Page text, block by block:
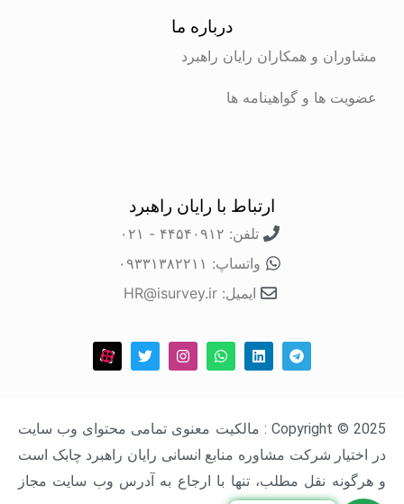
درباره ما
مشاوران و همکاران رایان راهبرد
عضویت ها و گواهینامه ها
ارتباط با رایان راهبرد
تلفن: ۴۴۵۴۰۹۱۲ - ۰۲۱
واتساپ: ۰۹۳۳۱۳۸۲۲۱۱
ایمیل: HR@isurvey.ir
Copyright © 2025 : مالکیت معنوی تمامی محتوای وب سایت
در اختیار شرکت مشاوره منابع انسانی رایان راهبرد چابک است
و هرگونه نقل مطلب، تنها با ارجاع به آدرس وب سایت مجاز